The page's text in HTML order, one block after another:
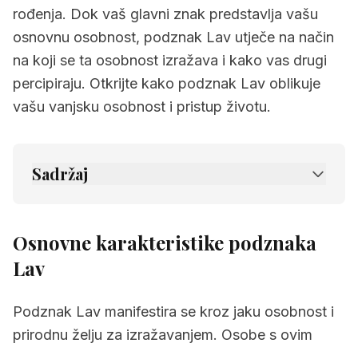
rođenja. Dok vaš glavni znak predstavlja vašu
osnovnu osobnost, podznak Lav utječe na način
na koji se ta osobnost izražava i kako vas drugi
percipiraju. Otkrijte kako podznak Lav oblikuje
vašu vanjsku osobnost i pristup životu.
Sadržaj
osobnost
3.1 Ovan i podznak Lav
3.2 Bik i podznak Lav
Osnovne karakteristike podznaka
Lav
Podznak Lav manifestira se kroz jaku osobnost i
prirodnu želju za izražavanjem. Osobe s ovim